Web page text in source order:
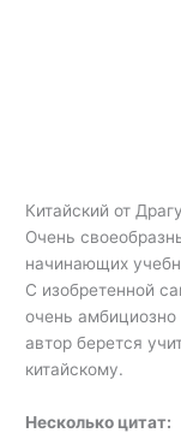
Китайский от
Очень
начинающих
С изобретенной
очень амбициозно
автор берется
китайскому.
Несколько цитат: